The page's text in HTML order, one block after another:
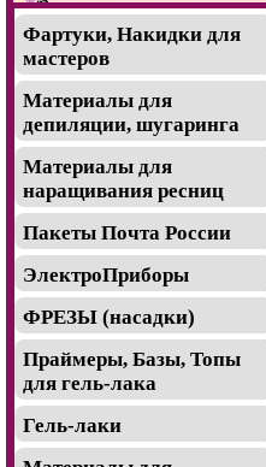
Фартуки, Накидки для
мастеров
Материалы для
депиляции, шугаринга
Материалы для
наращивания ресниц
Пакеты Почта России
ЭлектроПриборы
ФРЕЗЫ (насадки)
Праймеры, Базы, Топы
для гель-лака
Гель-лаки